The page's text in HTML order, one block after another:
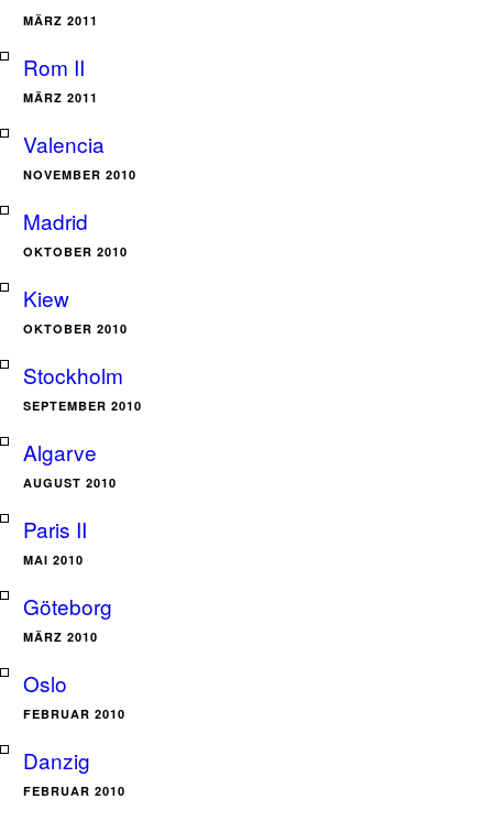
MÄRZ 2011
Rom II
MÄRZ 2011
Valencia
NOVEMBER 2010
Madrid
OKTOBER 2010
Kiew
OKTOBER 2010
Stockholm
SEPTEMBER 2010
Algarve
AUGUST 2010
Paris II
MAI 2010
Göteborg
MÄRZ 2010
Oslo
FEBRUAR 2010
Danzig
FEBRUAR 2010